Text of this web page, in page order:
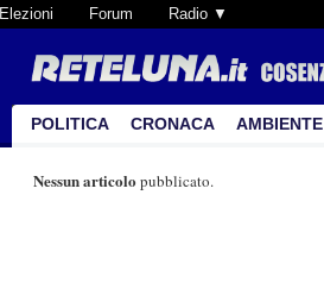
Elezioni Forum Radio ▼
POLITICA CRONACA AMBIENTE
Nessun articolo pubblicato.